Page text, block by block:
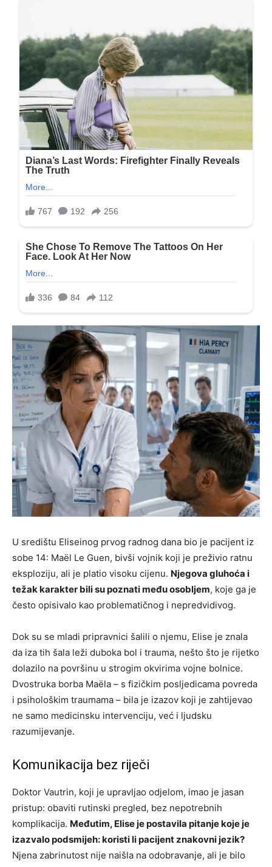
U središtu Eliseinog prvog radnog dana bio je pacijent iz
sobe 14: Maël Le Guen, bivši vojnik koji je preživio ratnu
eksploziju, ali je platio visoku cijenu. Njegova gluhoća i
težak karakter bili su poznati među osobljem, koje ga je
često opisivalo kao problematičnog i nepredvidivog.
Dok su se mladi pripravnici šalili o njemu, Elise je znala
da iza tih šala leži duboka bol i trauma, nešto što je rijetko
dolazilo na površinu u strogim okvirima vojne bolnice.
Dvostruka borba Maëla – s fizičkim posljedicama povreda
i psihološkim traumama – bila je izazov koji je zahtijevao
ne samo medicinsku intervenciju, već i ljudsku
razumijevanje.
Komunikacija bez riječi
Doktor Vautrin, koji je upravljao odjelom, imao je jasan
pristup: obaviti rutinski pregled, bez nepotrebnih
komplikacija. Međutim, Elise je postavila pitanje koje je
izazvalo podsmijeh: koristi li pacijent znakovni jezik?
Njena zabrinutost nije naišla na odobravanje, ali je bilo